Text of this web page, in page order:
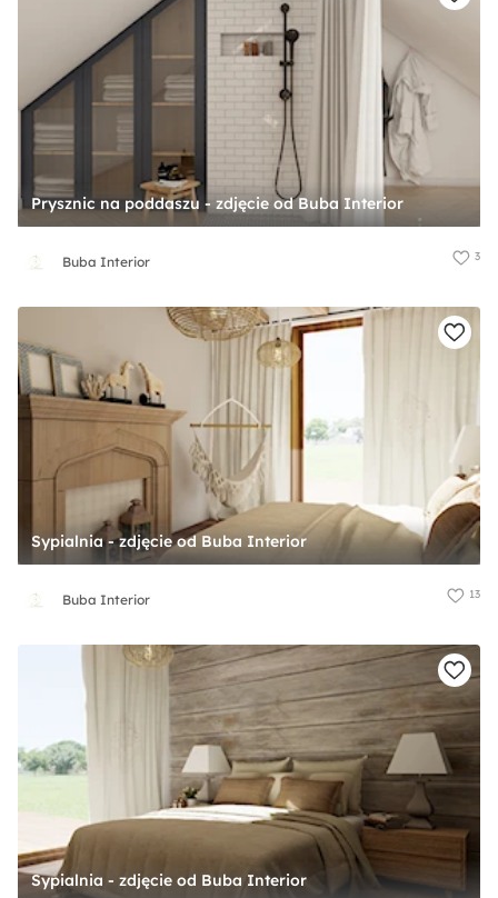
Prysznic na poddaszu - zdjęcie od Buba Interior
Buba Interior 3
Sypialnia - zdjęcie od Buba Interior
Buba Interior 13
Sypialnia - zdjęcie od Buba Interior